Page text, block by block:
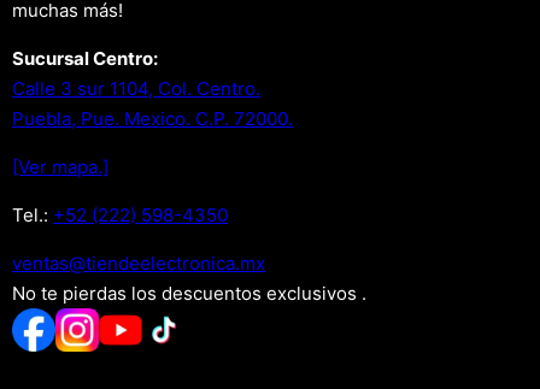
muchas más!
Sucursal Centro:
Calle 3 sur 1104, Col. Centro.
Puebla, Pue. Mexico. C.P. 72000.
[Ver mapa.]
Tel.: +52 (222) 598-4350
xm.acinortceleedneit@satnev
No te pierdas los descuentos exclusivos .